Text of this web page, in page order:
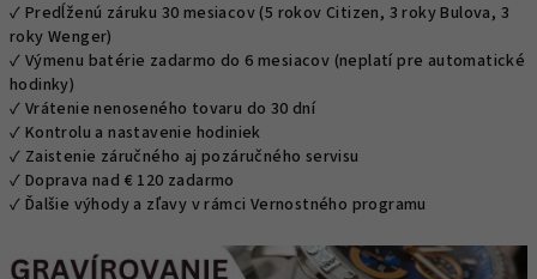
✓ Predĺženú záruku 30 mesiacov (5 rokov Citizen, 3 roky Bulova, 3
roky Wenger)
✓ Výmenu batérie zadarmo do 6 mesiacov (neplatí pre automatické
hodinky)
✓ Vrátenie nenoseného tovaru do 30 dní
✓ Kontrolu a nastavenie hodiniek
✓ Zaistenie záručného aj pozáručného servisu
✓ Doprava nad € 120 zadarmo
✓ Ďalšie výhody a zľavy v rámci Vernostného programu